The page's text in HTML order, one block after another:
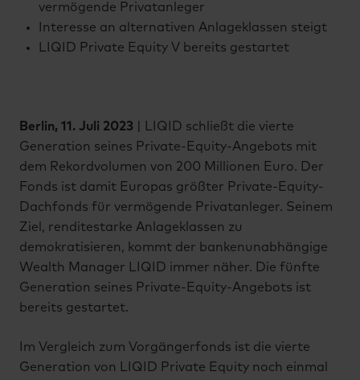
vermögende Privatanleger
Interesse an alternativen Anlageklassen steigt
LIQID Private Equity V bereits gestartet
Berlin, 11. Juli 2023
| LIQID schließt die vierte
Generation seines Private-Equity-Angebots mit
dem Rekordvolumen von 200 Millionen Euro. Der
Fonds ist damit Europas größter Private-Equity-
Dachfonds für vermögende Privatanleger. Seinem
Ziel, renditestarke Anlageklassen zu
demokratisieren, kommt der bankenunabhängige
Wealth Manager LIQID immer näher. Die fünfte
Generation seines Private-Equity-Angebots ist
bereits gestartet.
Im Vergleich zum Vorgängerfonds ist die vierte
Generation von LIQID Private Equity noch einmal